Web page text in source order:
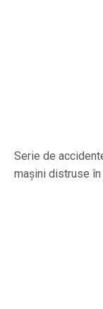
Serie de
mașini distruse